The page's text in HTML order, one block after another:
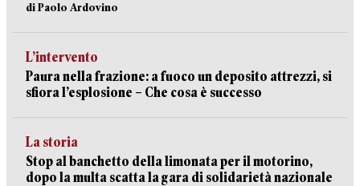
di Paolo Ardovino
L’intervento
Paura nella frazione: a fuoco un deposito attrezzi, si
sfiora l’esplosione – Che cosa è successo
La storia
Stop al banchetto della limonata per il motorino,
dopo la multa scatta la gara di solidarietà nazionale